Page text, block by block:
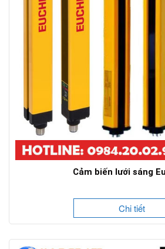
Cảm biến lưới sáng
Chi tiết